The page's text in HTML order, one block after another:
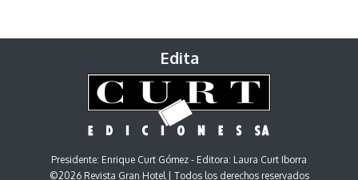
Edita
Presidente: Enrique Curt Gómez - Editora: Laura Curt Iborra
©2026 Revista Gran Hotel | Todos los derechos reservados